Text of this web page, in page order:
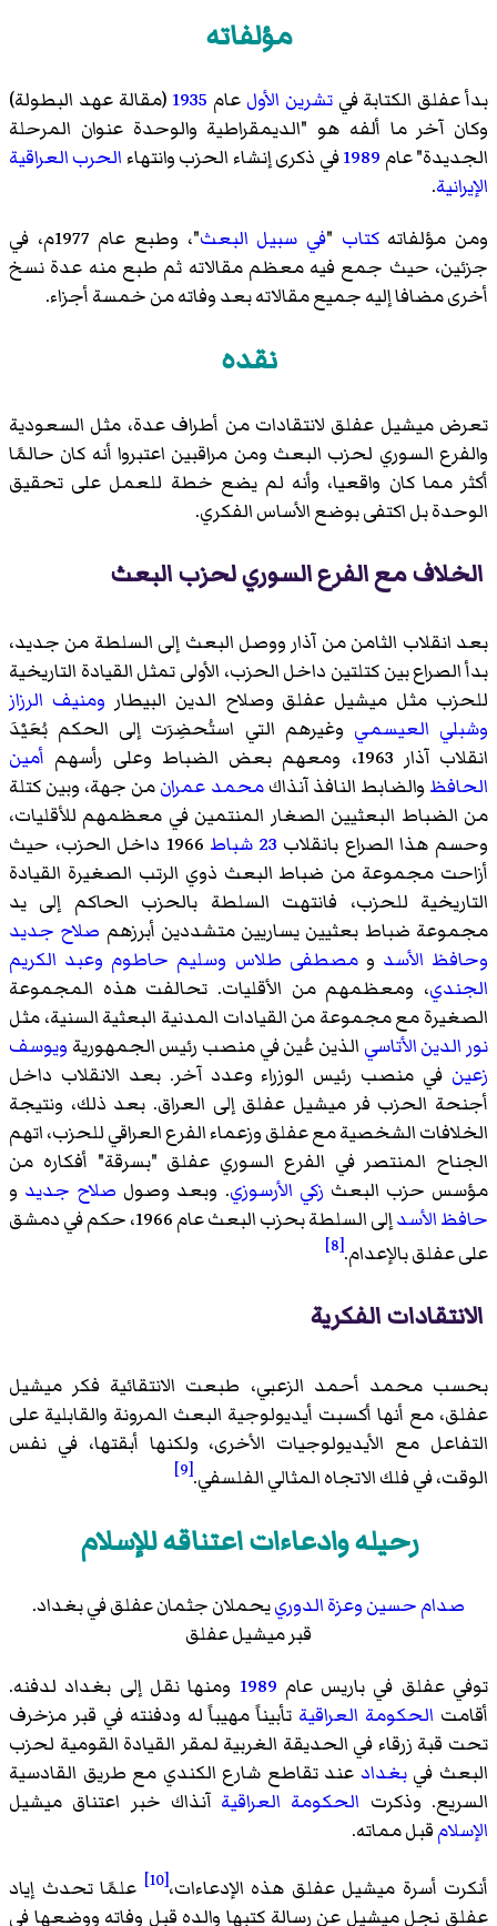
مؤلفاته
بدأ عفلق الكتابة فيتشرين الأول عام 1935 (مقالة عهد البطولة)
وكان آخر ما ألفه هو "الديمقراطية والوحدة عنوان المرحلة
الجديدة" عام 1989في ذكرى إنشاء الحزب وانتهاء الحرب العراقية
الإيرانية.
ومن مؤلفاتهكتاب "في سبيل البعث
"، وطبع عام 1977م، في
جزئين، حيث جمع فيه معظم مقالاته ثم طبع منه عدة نسخ
أخرى مضافا إليه جميع مقالاته بعد وفاته من خمسة أجزاء.
نقده
تعرض ميشيل عفلق لانتقادات من أطراف عدة، مثل السعودية
والفرع السوري لحزب البعث ومن مراقبين اعتبروا أنه كان حالمًا
أكثر مما كان واقعيا، وأنه لم يضع خطة للعمل على تحقيق
الوحدة بل اكتفى بوضع الأساس الفكري.
الخلاف مع الفرع السوري لحزب البعث
بعد انقلاب الثامن من آذار ووصل البعث إلى السلطة من جديد،
بدأ الصراع بين كتلتين داخل الحزب، الأولى تمثل القيادة التاريخية
للحزب مثل ميشيل عفلق وصلاح الدين البيطار ومنيف الرزاز
وشبلي العيسمي وغيرهم التي استُحضِرَت إلى الحكم بُعَيْدَ
انقلاب آذار 1963، ومعهم بعض الضباط وعلى رأسهم
أمين
الحافظ والضابط النافذ آنذاكمحمد عمرانمن جهة، وبين كتلة
من الضباط البعثيين الصغار المنتمين في معظمهم للأقليات،
وحسم هذا الصراع بانقلاب 23 شباط
1966 داخل الحزب، حيث
أزاحت مجموعة من ضباط البعث ذوي الرتب الصغيرة القيادة
التاريخية للحزب، فانتهت السلطة بالحزب الحاكم إلى يد
مجموعة ضباط بعثيين يساريين متشددين أبرزهم صلاح جديد
وحافظ الأسد ومصطفى طلاس وسليم حاطوم وعبد الكريم
الجندي، ومعظمهم من الأقليات. تحالفت هذه المجموعة
الصغيرة مع مجموعة من القيادات المدنية البعثية السنية، مثل
نور الدين الأتاسي الذين عُين في منصب رئيس الجمهورية ويوسف
زعين في منصب رئيس الوزراء وعدد آخر. بعد الانقلاب داخل
أجنحة الحزب فر ميشيل عفلق إلى العراق. بعد ذلك، ونتيجة
الخلافات الشخصية مع عفلق وزعماء الفرع العراقي للحزب، اتهم
الجناح المنتصر في الفرع السوري عفلق "بسرقة" أفكاره من
مؤسس حزب البعث زكي الأرسوزي. وبعد وصول صلاح جديد و
حافظ الأسد
إلى السلطة بحزب البعث عام 1966، حكم في دمشق
على عفلق بالإعدام.[8]
الانتقادات الفكرية
بحسب محمد أحمد الزعبي، طبعت الانتقائية فكر ميشيل
عفلق، مع أنها أكسبت أيديولوجية البعث المرونة والقابلية على
التفاعل مع الأيديولوجيات الأخرى، ولكنها أبقتها، في نفس
الوقت، في فلك الاتجاه المثالي الفلسفي.[9]
رحيله وادعاءات اعتناقه للإسلام
صدام حسينوعزة الدورييحملان جثمان عفلق في بغداد.
قبر ميشيل عفلق
توفي عفلق في باريس عام 1989 ومنها نقل إلى بغداد لدفنه.
أقامت الحكومة العراقية تأبيناً مهيباً له ودفنته في قبر مزخرف
تحت قبة زرقاء في الحديقة الغربية لمقر القيادة القومية لحزب
البعث فيبغداد عند تقاطع شارع الكندي مع طريق القادسية
السريع. وذكرت الحكومة العراقية آنذاك خبر اعتناق ميشيل
الإسلامقبل مماته.
أنكرت أسرة ميشيل عفلق هذه الإدعاءات،[10]
علمًا تحدث إياد
عفلق نجل ميشيل عن رسالة كتبها والده قبل وفاته ووضعها في